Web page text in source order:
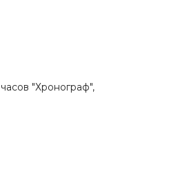
"Хронограф",